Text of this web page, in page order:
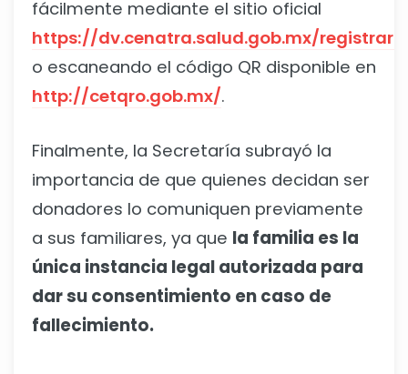
fácilmente mediante el sitio oficial
https://dv.cenatra.salud.gob.mx/
o escaneando el código QR disponible en
http://cetqro.gob.mx/.
Finalmente, la Secretaría subrayó la
importancia de que quienes decidan ser
donadores lo comuniquen previamente
a sus familiares, ya que la familia es la
única instancia legal autorizada para
dar su consentimiento en caso de
fallecimiento.